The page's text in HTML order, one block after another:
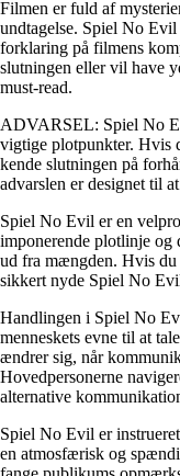
Filmen er fuld af
undtagelse. Spiel No
forklaring på filmens
slutningen eller vil have
must-read.
ADVARSEL: Spiel No
vigtige plotpunkter. Hvis
kende slutningen på
advarslen er designet til
Spiel No Evil er en
imponerende plotlinje og
ud fra mængden. Hvis
sikkert nyde Spiel No
Handlingen i Spiel No
menneskets evne til at
ændrer sig, når
Hovedpersonerne
alternative
Spiel No Evil er
en atmosfærisk og